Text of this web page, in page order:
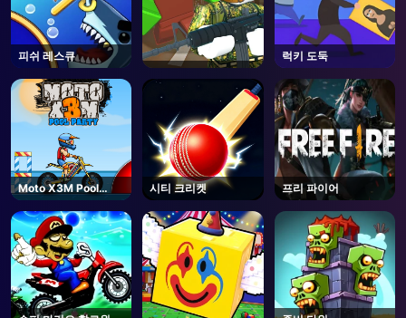
피쉬 레스큐 럭키 도둑
Moto X3M Pool
Party
시티 크리켓 프리 파이어